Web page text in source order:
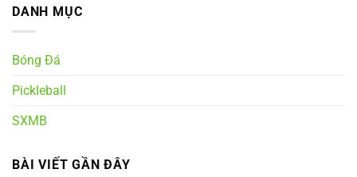
DANH MỤC
Bóng Đá
Pickleball
SXMB
BÀI VIẾT GẦN ĐÂY